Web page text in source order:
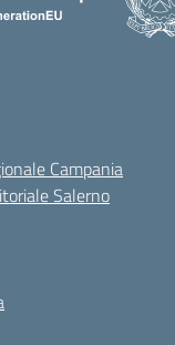
Campania
Salerno